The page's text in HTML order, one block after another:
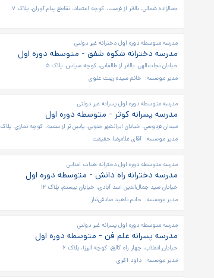
جمالزاده شمالی، بالاتر از فرصت، کوچه اعتماد، نقاطع پیام آوران، پلاک ۷
مدرسه متوسطه دوره اول دخترانه غیر دولتی
مدرسه دخترانه شکوه شفق - متوسطه دوره اول
خیابان نجات‌الهی، بالاتر از طالقانی، کوچه سپاس، پلاک ۵
مدیر موسسه: خانم سیده زینت علوی
مدرسه متوسطه دوره اول پسرانه غیر دولتی
مدرسه پسرانه کوثر - متوسطه دوره اول
میدان فردوسی، خیابان ایرانشهر جنوبی، پایین تر از سمیه، کوچه نمازی، پلاک ۴
مدیر موسسه: آقای غلامرضا حقیقت
مدرسه متوسطه دوره اول دخترانه هیات امنایی
مدرسه دخترانه راه دانش - متوسطه دوره اول
خیابان سید جمال‌الدین اسد آبادی، خیابان بیستم، پلاک ۱۲
مدیر موسسه: خانم ناهید صادقی‌تبار
مدرسه متوسطه دوره اول پسرانه غیر دولتی
مدرسه پسرانه علم فن - متوسطه دوره اول
خیابان انقلاب، چهار راه کالج، کوچه البرز۱، پلاک ۶
مدیر موسسه: داود اکبری